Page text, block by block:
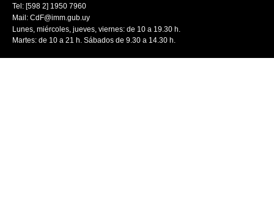
Tel: [598 2] 1950 7960
Mail: CdF@imm.gub.uy
Lunes, miércoles, jueves, viernes: de 10 a 19.30 h.
Martes: de 10 a 21 h. Sábados de 9.30 a 14.30 h.